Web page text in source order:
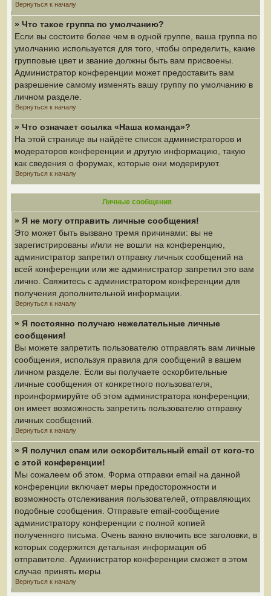
Вернуться к началу
» Что такое группа по умолчанию?
Если вы состоите более чем в одной группе, ваша группа по
умолчанию используется для того, чтобы определить, какие
групповые цвет и звание должны быть вам присвоены.
Администратор конференции может предоставить вам
разрешение самому изменять вашу группу по умолчанию в
личном разделе.
Вернуться к началу
» Что означает ссылка «Наша команда»?
На этой странице вы найдёте список администраторов и
модераторов конференции и другую информацию, такую
как сведения о форумах, которые они модерируют.
Вернуться к началу
Личные сообщения
» Я не могу отправить личные сообщения!
Это может быть вызвано тремя причинами: вы не
зарегистрированы и/или не вошли на конференцию,
администратор запретил отправку личных сообщений на
всей конференции или же администратор запретил это вам
лично. Свяжитесь с администратором конференции для
получения дополнительной информации.
Вернуться к началу
» Я постоянно получаю нежелательные личные
сообщения!
Вы можете запретить пользователю отправлять вам личные
сообщения, используя правила для сообщений в вашем
личном разделе. Если вы получаете оскорбительные
личные сообщения от конкретного пользователя,
проинформируйте об этом администратора конференции;
он имеет возможность запретить пользователю отправку
личных сообщений.
Вернуться к началу
» Я получил спам или оскорбительный email от кого-то
с этой конференции!
Мы сожалеем об этом. Форма отправки email на данной
конференции включает меры предосторожности и
возможность отслеживания пользователей, отправляющих
подобные сообщения. Отправьте email-сообщение
администратору конференции с полной копией
полученного письма. Очень важно включить все заголовки, в
которых содержится детальная информация об
отправителе. Администратор конференции сможет в этом
случае принять меры.
Вернуться к началу